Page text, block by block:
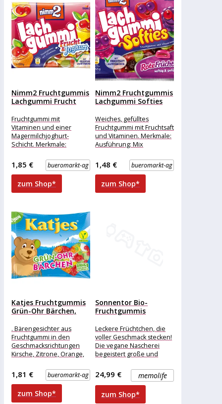
Nimm2 Fruchtgummis
Lachgummi Frucht
Fruchtgummi mit
Vitaminen und einer
Magermilchjoghurt-
Schicht. Merkmale:
Verpackung: Kleinpackung
Geschmack: Frucht, Milch
Zutaten: Glukosesirup,
Zucker, Gelatine,
Fruchtsaft (5%)
bueromarkt-ag
1,85 €
zum Shop*
Nimm2 Fruchtgummis
Lachgummi Softies
Weiches, gefülltes
Fruchtgummi mit Fruchtsaft
und Vitaminen. Merkmale:
Ausführung: Mix
Geschmack: Frucht
Zutaten: Zutaten:
Glukosesirup, Zucker,
Fruchtsaft (25%)
bueromarkt-ag
1,48 €
zum Shop*
Katjes Fruchtgummis
Grün-Ohr Bärchen,
. Bärengesichter aus
Fruchtgummi in den
Geschmacksrichtungen
Kirsche, Zitrone, Orange,
Vegan . Ohne tierische
Gelatine
bueromarkt-ag
1,81 €
zum Shop*
Sonnentor Bio-
Fruchtgummis
Bengelchen‘, 1000 g
Leckere Früchtchen, die
voller Geschmack stecken!
Die vegane Nascherei
begeistert große und
besonders fruchtige
Geschmack entsteht durch
memolife
24,99 €
zum Shop*